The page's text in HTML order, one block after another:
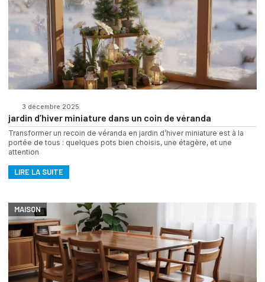
3 décembre 2025
jardin d’hiver miniature dans un coin de véranda
Transformer un recoin de véranda en jardin d’hiver miniature est à la
portée de tous : quelques pots bien choisis, une étagère, et une
attention
LIRE LA SUITE
MAISON